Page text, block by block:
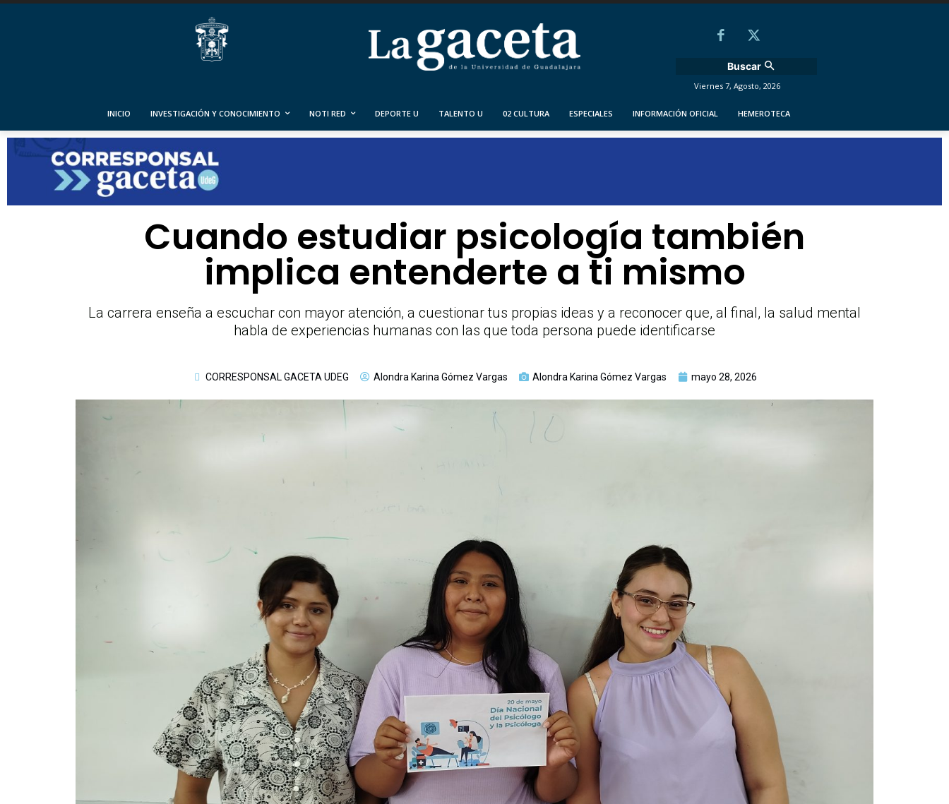
Buscar
Viernes 7, Agosto, 2026
INICIO INVESTIGACIÓN Y CONOCIMIENTO NOTI RED DEPORTE U TALENTO U 02 CULTURA ESPECIALES INFORMACIÓN OFICIAL HEMEROTECA
Cuando estudiar psicología también
implica entenderte a ti mismo
La carrera enseña a escuchar con mayor atención, a cuestionar tus propias ideas y a reconocer que, al final, la salud mental
habla de experiencias humanas con las que toda persona puede identificarse
CORRESPONSAL GACETA UDEG Alondra Karina Gómez Vargas Alondra Karina Gómez Vargas mayo 28, 2026